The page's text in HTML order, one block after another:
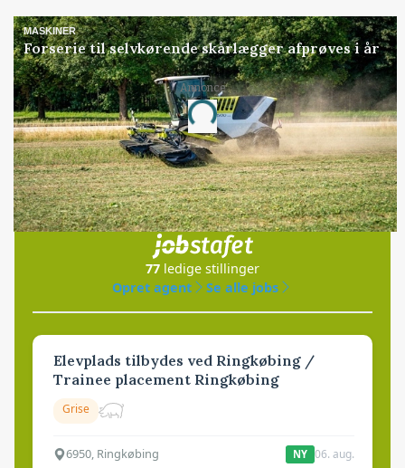
MASKINER
Forserie til selvkørende skårlægger afprøves i år
Annonce
Loading...
Jobs
i samarbejde med
77 ledige stillinger
Opret agent
Se alle jobs
Elevplads tilbydes ved Ringkøbing /
Trainee placement Ringkøbing
Grise
6950, Ringkøbing NY 06. aug.